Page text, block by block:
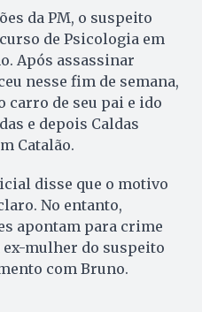
da PM, o suspeito
de Psicologia em
Após assassinar
nesse fim de semana,
carro de seu pai e ido
e depois Caldas
Catalão.
disse que o motivo
No entanto,
apontam para crime
ex-mulher do suspeito
com Bruno.